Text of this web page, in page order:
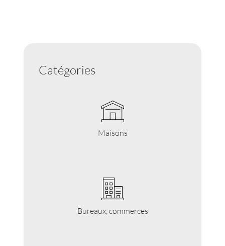
Catégories
Maisons
Bureaux, commerces